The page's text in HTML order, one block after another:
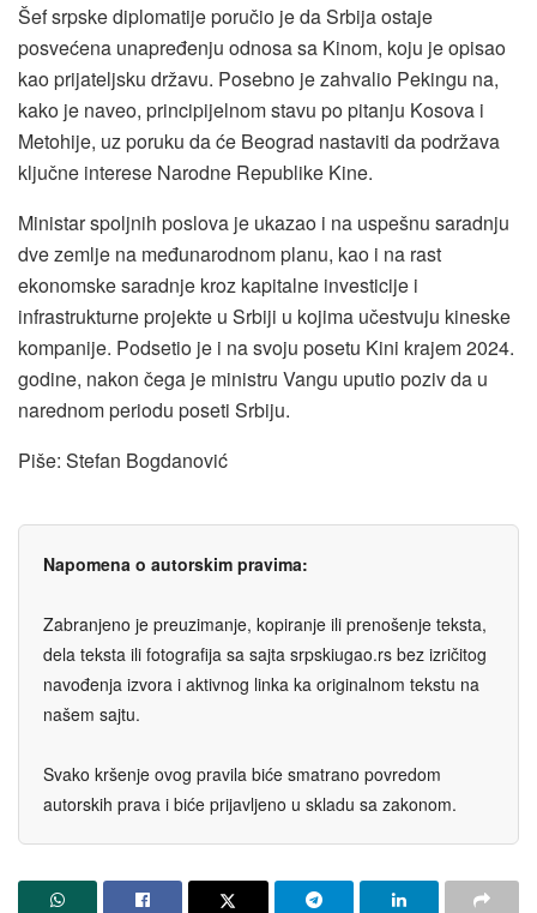
Šef srpske diplomatije poručio je da Srbija ostaje
posvećena unapređenju odnosa sa Kinom, koju je opisao
kao prijateljsku državu. Posebno je zahvalio Pekingu na,
kako je naveo, principijelnom stavu po pitanju Kosova i
Metohije, uz poruku da će Beograd nastaviti da podržava
ključne interese Narodne Republike Kine.
Ministar spoljnih poslova je ukazao i na uspešnu saradnju
dve zemlje na međunarodnom planu, kao i na rast
ekonomske saradnje kroz kapitalne investicije i
infrastrukturne projekte u Srbiji u kojima učestvuju kineske
kompanije. Podsetio je i na svoju posetu Kini krajem 2024.
godine, nakon čega je ministru Vangu uputio poziv da u
narednom periodu poseti Srbiju.
Piše: Stefan Bogdanović
Napomena o autorskim pravima:
Zabranjeno je preuzimanje, kopiranje ili prenošenje teksta,
dela teksta ili fotografija sa sajta srpskiugao.rs bez izričitog
navođenja izvora i aktivnog linka ka originalnom tekstu na
našem sajtu.
Svako kršenje ovog pravila biće smatrano povredom
autorskih prava i biće prijavljeno u skladu sa zakonom.